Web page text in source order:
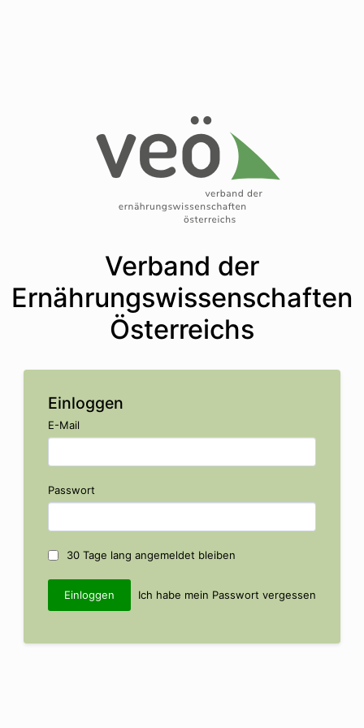
Verband der
Ernährungswissenschaften
Österreichs
Einloggen
E-Mail
Passwort
30 Tage lang angemeldet bleiben
Ich habe mein Passwort vergessen